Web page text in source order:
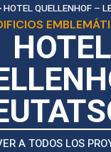
HOTEL QUELLENHOF –
HOTEL
A TODOS LOS